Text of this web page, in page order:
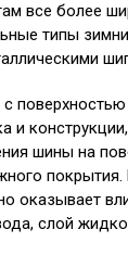
все более
типы
поверхностью
и
шины на
оказывает
слой